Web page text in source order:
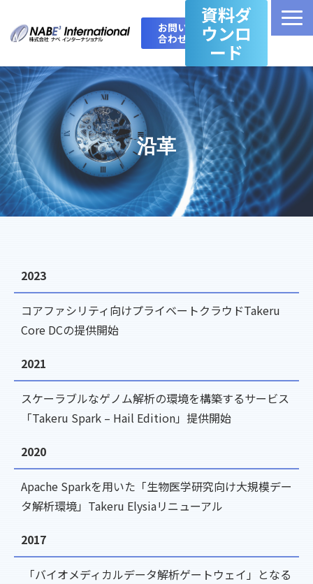
お問い
合わせ
資料ダ
ウンロ
ード
Top
製品・サービス一覧
Takeru Boost 技術情報ブログ
会社概要
沿革
2023
コアファシリティ向けプライベートクラウドTakeru
Core DCの提供開始
2021
スケーラブルなゲノム解析の環境を構築するサービス
「Takeru Spark – Hail Edition」提供開始
2020
Apache Sparkを用いた「生物医学研究向け大規模デー
タ解析環境」Takeru Elysiaリニューアル
2017
「バイオメディカルデータ解析ゲートウェイ」となる